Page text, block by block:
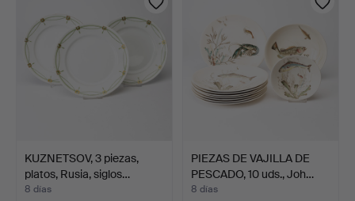
KUZNETSOV, 3 piezas,
platos, Rusia, siglos…
8 días
PIEZAS DE VAJILLA DE
PESCADO, 10 uds., Joh…
8 días